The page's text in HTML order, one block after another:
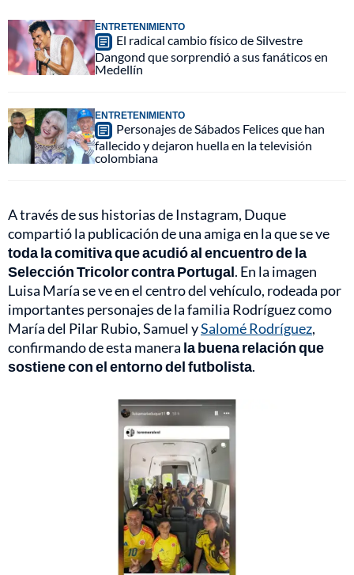
ENTRETENIMIENTO
El radical cambio físico de Silvestre
Dangond que sorprendió a sus fanáticos en
Medellín
ENTRETENIMIENTO
Personajes de Sábados Felices que han
fallecido y dejaron huella en la televisión
colombiana
A través de sus historias de Instagram, Duque
compartió la publicación de una amiga en la que se ve
toda la comitiva que acudió al encuentro de la
Selección Tricolor contra Portugal. En la imagen
Luisa María se ve en el centro del vehículo, rodeada por
importantes personajes de la familia Rodríguez como
María del Pilar Rubio, Samuel ySalomé Rodríguez,
confirmando de esta manera la buena relación que
sostiene con el entorno del futbolista.